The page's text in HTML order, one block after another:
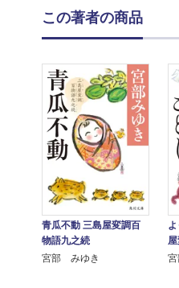
この著者の商品
青瓜不動 三島屋変調百
物語九之続
宮部 みゆき